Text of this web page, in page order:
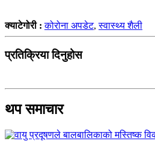
क्याटेगोरी :कोरोना अपडेट,स्वास्थ्य शैली
प्रतिक्रिया दिनुहोस
थप समाचार